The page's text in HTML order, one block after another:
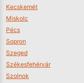
Kecskemét
Miskolc
Pécs
Sopron
Szeged
Székesfehérvár
Szolnok